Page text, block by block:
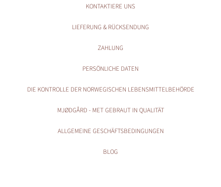
KONTAKTIERE UNS
LIEFERUNG & RÜCKSENDUNG
ZAHLUNG
PERSÖNLICHE DATEN
DIE KONTROLLE DER NORWEGISCHEN LEBENSMITTELBEHÖRDE
MJØDGÅRD - MET GEBRAUT IN QUALITÄT
ALLGEMEINE GESCHÄFTSBEDINGUNGEN
BLOG